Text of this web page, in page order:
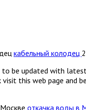
кабельный колодец
be updated with
visit this web page and
откачка воды в